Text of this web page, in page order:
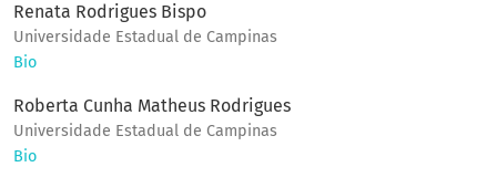
Renata Rodrigues Bispo
Universidade Estadual de Campinas
Bio
Roberta Cunha Matheus Rodrigues
Universidade Estadual de Campinas
Bio